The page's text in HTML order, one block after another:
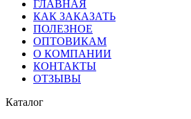
ГЛАВНАЯ
КАК ЗАКАЗАТЬ
ПОЛЕЗНОЕ
ОПТОВИКАМ
О КОМПАНИИ
КОНТАКТЫ
ОТЗЫВЫ
Каталог